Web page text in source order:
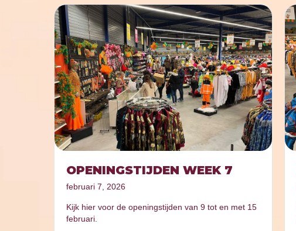
OPENINGSTIJDEN WEEK 7
februari 7, 2026
Kijk hier voor de openingstijden van 9 tot en met 15
februari.